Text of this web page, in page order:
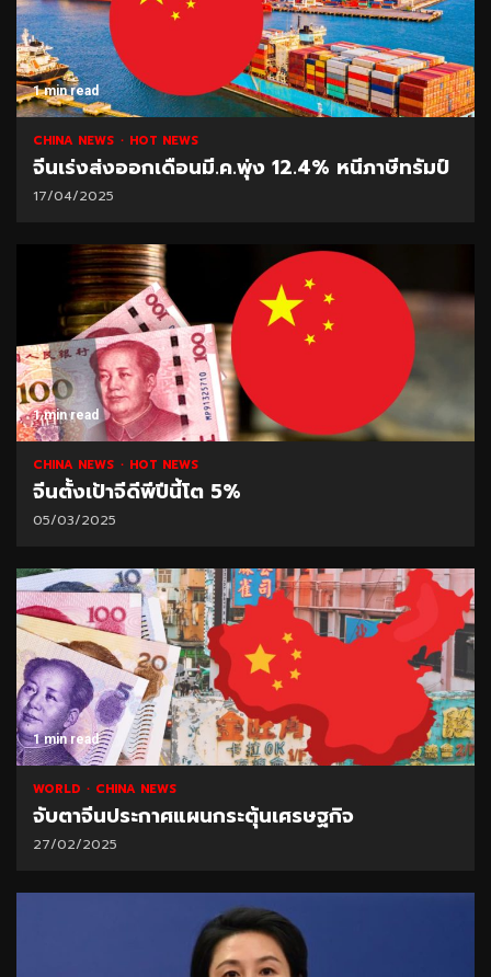
1 min read
CHINA NEWS HOT NEWS
จีนเร่งส่งออกเดือนมี.ค.พุ่ง 12.4% หนีภาษีทรัมป์
17/04/2025
1 min read
CHINA NEWS HOT NEWS
จีนตั้งเป้าจีดีพีปีนี้โต 5%
05/03/2025
1 min read
WORLD CHINA NEWS
จับตาจีนประกาศแผนกระตุ้นเศรษฐกิจ
27/02/2025